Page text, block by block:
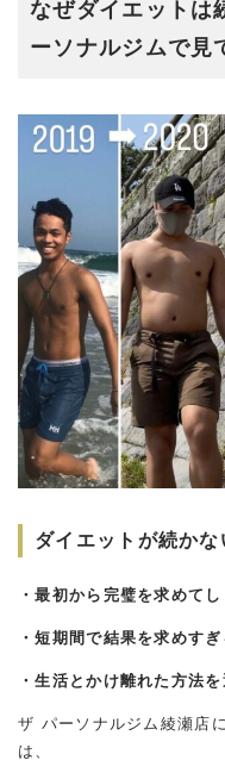
なぜダイエットは
ーソナルジムで見
ダイエットが続かな
・最初から完璧を求めてし
・短期間で結果を求めすぎ
・生活とかけ離れた方法
ザ パーソナルジム綾瀬店
は、